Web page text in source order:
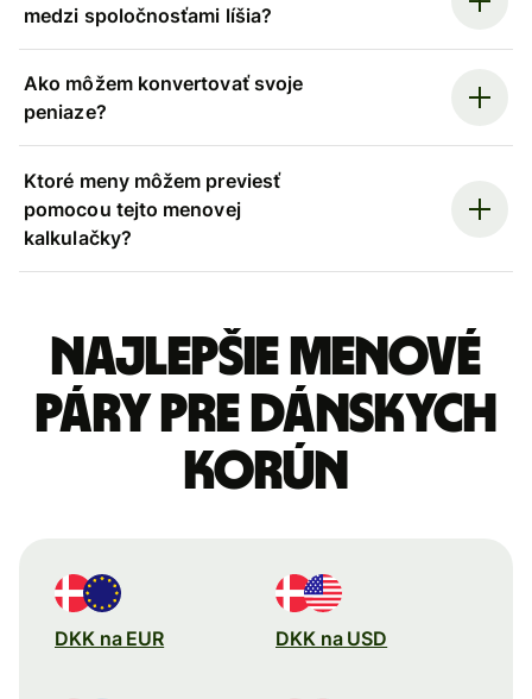
medzi spoločnosťami líšia?
Ako môžem konvertovať svoje
peniaze?
Ktoré meny môžem previesť
pomocou tejto menovej
kalkulačky?
Najlepšie menové
páry pre Dánskych
korún
DKK na EUR DKK na USD